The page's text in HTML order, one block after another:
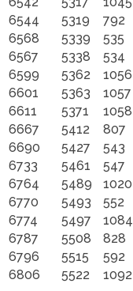
6544
5319 792
6568
5339 535
6567
5338 534
6599
5362 1056
6601
5363 1057
6611
5371 1058
6667
5412 807
6690
5427 543
6733
5461 547
6764
5489 1020
6770
5493 552
6774
5497 1084
6787
5508 828
6796
5515 592
6806
5522 1092